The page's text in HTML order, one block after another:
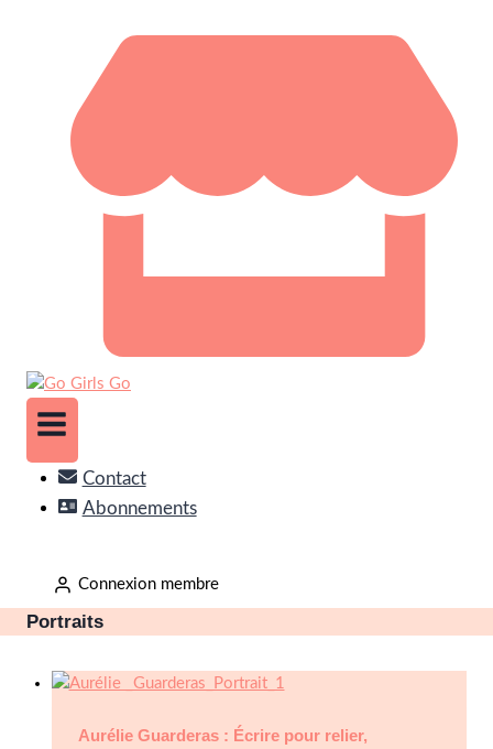
Contact
Abonnements
Connexion membre
Portraits
Aurélie Guarderas : Écrire pour relier,